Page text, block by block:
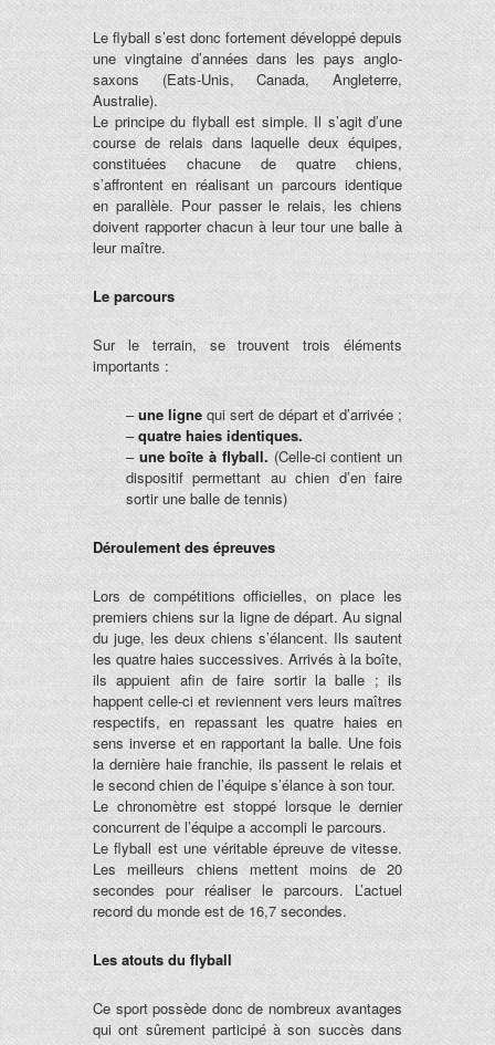
Le flyball s’est donc fortement développé depuis
une vingtaine d’années dans les pays anglo-
saxons (Eats-Unis, Canada, Angleterre,
Australie).
Le principe du flyball est simple. Il s’agit d’une
course de relais dans laquelle deux équipes,
constituées chacune de quatre chiens,
s’affrontent en réalisant un parcours identique
en parallèle. Pour passer le relais, les chiens
doivent rapporter chacun à leur tour une balle à
leur maître.
Le parcours
Sur le terrain, se trouvent trois éléments
importants :
–une lignequi sert de départ et d’arrivée ;
–quatre haies identiques.
– une boîte à flyball. (Celle-ci contient un
dispositif permettant au chien d’en faire
sortir une balle de tennis)
Déroulement des épreuves
Lors de compétitions officielles, on place les
premiers chiens sur la ligne de départ. Au signal
du juge, les deux chiens s’élancent. Ils sautent
les quatre haies successives. Arrivés à la boîte,
ils appuient afin de faire sortir la balle ; ils
happent celle-ci et reviennent vers leurs maîtres
respectifs, en repassant les quatre haies en
sens inverse et en rapportant la balle. Une fois
la dernière haie franchie, ils passent le relais et
le second chien de l’équipe s’élance à son tour.
Le chronomètre est stoppé lorsque le dernier
concurrent de l’équipe a accompli le parcours.
Le flyball est une véritable épreuve de vitesse.
Les meilleurs chiens mettent moins de 20
secondes pour réaliser le parcours. L’actuel
record du monde est de 16,7 secondes.
Les atouts du flyball
Ce sport possède donc de nombreux avantages
qui ont sûrement participé à son succès dans